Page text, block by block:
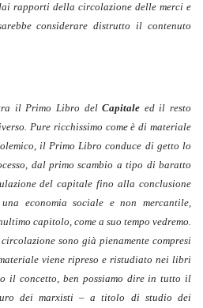
rapporti della circolazione delle merci e
considerare distrutto il contenuto
il Primo Libro delCapitale ed il resto
Pure ricchissimo come è di materiale
il Primo Libro conduce di getto lo
dal primo scambio a tipo di baratto
del capitale fino alla conclusione
economia sociale e non mercantile,
capitolo, come a suo tempo vedremo.
sono già pienamente compresi
viene ripreso e ristudiato nei libri
il concetto, ben possiamo dire in tutto il
dei marxisti – a titolo di studio dei